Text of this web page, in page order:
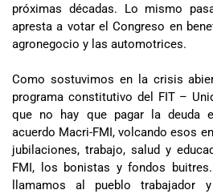
próximas décadas. Lo mismo
apresta a votar el Congreso en
agronegocio y las automotrices.
Como sostuvimos en la crisis
programa constitutivo del FIT –
que no hay que pagar la deuda
acuerdo Macri-FMI, volcando esos
jubilaciones, trabajo, salud y
FMI, los bonistas y fondos
llamamos al pueblo trabajador